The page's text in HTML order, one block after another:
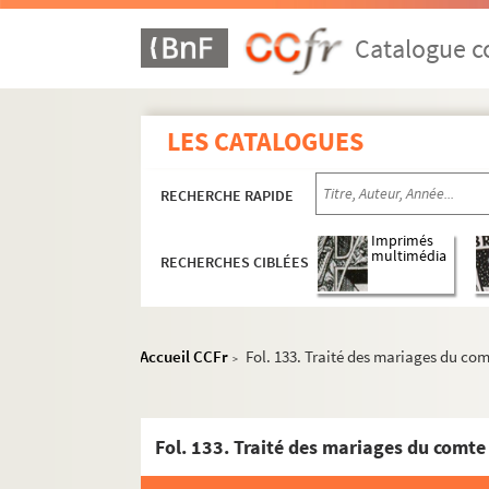
Catalogue
LES CATALOGUES
RECHERCHE RAPIDE
RECHERCHES CIBLÉES
Imprimés
multimédia
Accueil CCFr > Fol. 133. Traité des mariages du
Ms Chiflet 70. « Recueil de pièces d'Estat
Ms Chiflet 71. Tractatus theologici